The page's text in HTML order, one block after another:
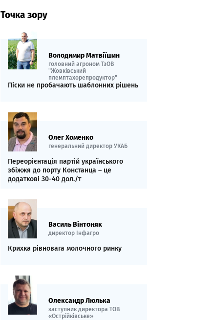
Точка зору
Володимир Матвіїшин
головний агроном ТзОВ
"Жовківський
племптахорепродуктор"
Піски не пробачають шаблонних рішень
Олег Хоменко
генеральний директор УКАБ
Переорієнтація партій українського
збіжжя до порту Констанца – це
додаткові 30-40 дол./т
Василь Вінтоняк
директор Інфагро
Крихка рівновага молочного ринку
Олександр Люлька
заступник директора ТОВ
«Острійківське»